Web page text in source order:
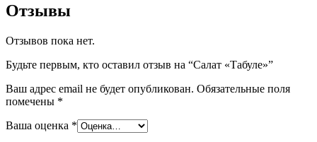
Отзывы
Отзывов пока нет.
Будьте первым, кто оставил отзыв на “Салат «Табуле»”
Ваш адрес email не будет опубликован. Обязательные поля
помечены *
Ваша оценка *